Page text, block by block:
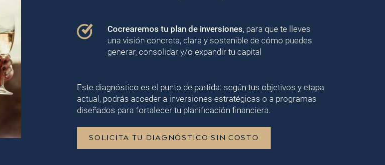
Cocrearemos tu plan de inversiones, para que te lleves
una visión concreta, clara y sostenible de cómo puedes
generar, consolidar y/o expandir tu capital
Este diagnóstico es el punto de partida: según tus objetivos y etapa
actual, podrás acceder a inversiones estratégicas o a programas
diseñados para fortalecer tu planificación financiera.
SOLICITA TU DIAGNÓSTICO SIN COSTO